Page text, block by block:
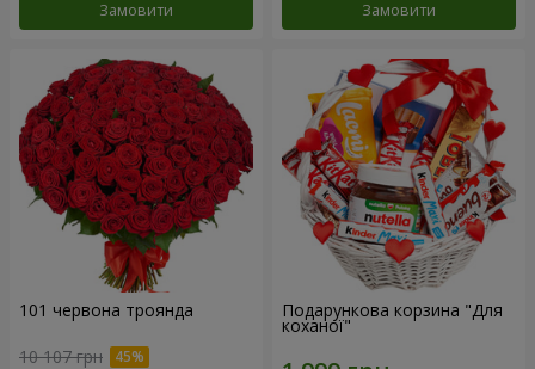
Замовити Замовити
101 червона троянда
10 107 грн
Подарункова корзина "Для
коханої"